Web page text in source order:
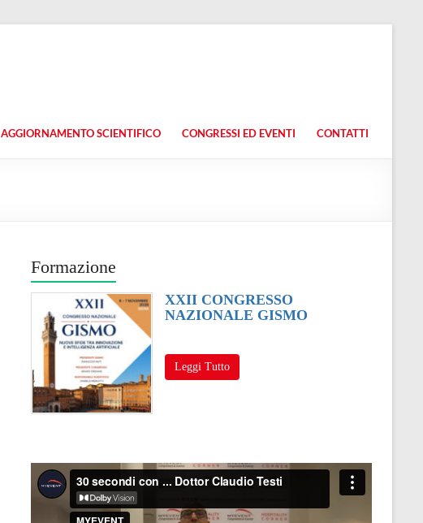
AGGIORNAMENTO SCIENTIFICO CONGRESSI ED EVENTI CONTATTI
Formazione
XXII CONGRESSO
NAZIONALE GISMO
Leggi Tutto
Video
Player